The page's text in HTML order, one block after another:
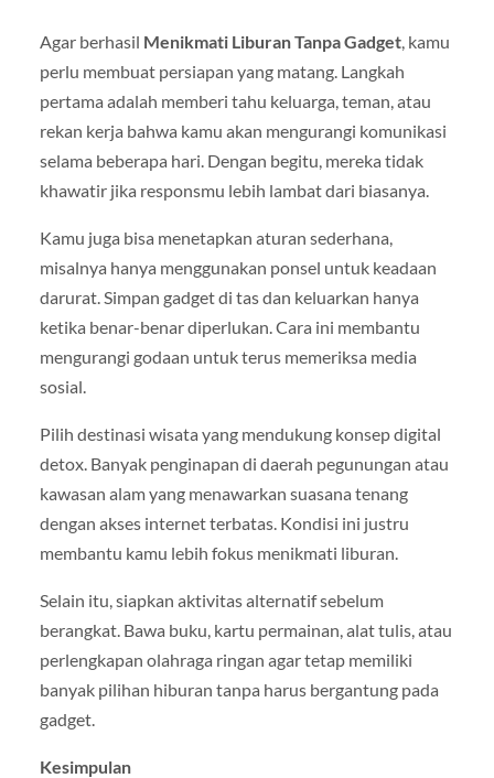
Agar berhasil Menikmati Liburan Tanpa Gadget, kamu
perlu membuat persiapan yang matang. Langkah
pertama adalah memberi tahu keluarga, teman, atau
rekan kerja bahwa kamu akan mengurangi komunikasi
selama beberapa hari. Dengan begitu, mereka tidak
khawatir jika responsmu lebih lambat dari biasanya.
Kamu juga bisa menetapkan aturan sederhana,
misalnya hanya menggunakan ponsel untuk keadaan
darurat. Simpan gadget di tas dan keluarkan hanya
ketika benar-benar diperlukan. Cara ini membantu
mengurangi godaan untuk terus memeriksa media
sosial.
Pilih destinasi wisata yang mendukung konsep digital
detox. Banyak penginapan di daerah pegunungan atau
kawasan alam yang menawarkan suasana tenang
dengan akses internet terbatas. Kondisi ini justru
membantu kamu lebih fokus menikmati liburan.
Selain itu, siapkan aktivitas alternatif sebelum
berangkat. Bawa buku, kartu permainan, alat tulis, atau
perlengkapan olahraga ringan agar tetap memiliki
banyak pilihan hiburan tanpa harus bergantung pada
gadget.
Kesimpulan